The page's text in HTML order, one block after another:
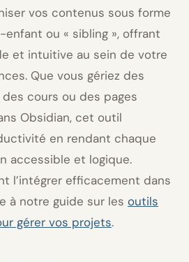
vos contenus sous forme
ou « sibling », offrant
et intuitive au sein de votre
Que vous gériez des
cours ou des pages
Obsidian, cet outil
en rendant chaque
accessible et logique.
l’intégrer efficacement dans
à notre guide sur les outils
gérer vos projets.